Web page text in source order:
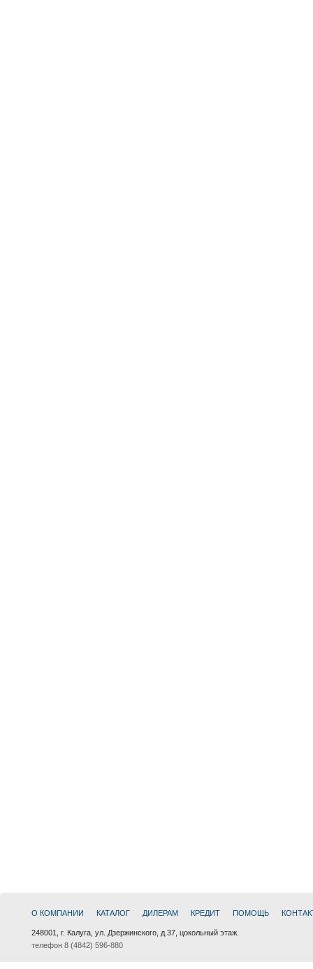
О КОМПАНИИ КАТАЛОГ ДИЛЕРАМ КРЕДИТ ПОМОЩЬ
248001, г. Калуга, ул. Дзержинского, д.37, цокольный этаж.
телефон 8 (4842) 596-880